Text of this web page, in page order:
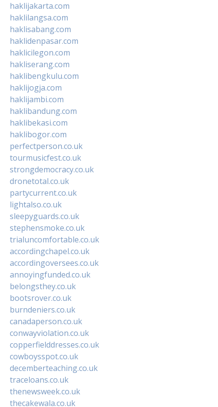
haklijakarta.com
haklilangsa.com
haklisabang.com
haklidenpasar.com
haklicilegon.com
hakliserang.com
haklibengkulu.com
haklijogja.com
haklijambi.com
haklibandung.com
haklibekasi.com
haklibogor.com
perfectperson.co.uk
tourmusicfest.co.uk
strongdemocracy.co.uk
dronetotal.co.uk
partycurrent.co.uk
lightalso.co.uk
sleepyguards.co.uk
stephensmoke.co.uk
trialuncomfortable.co.uk
accordingchapel.co.uk
accordingoversees.co.uk
annoyingfunded.co.uk
belongsthey.co.uk
bootsrover.co.uk
burndeniers.co.uk
canadaperson.co.uk
conwayviolation.co.uk
copperfielddresses.co.uk
cowboysspot.co.uk
decemberteaching.co.uk
traceloans.co.uk
thenewsweek.co.uk
thecakewala.co.uk